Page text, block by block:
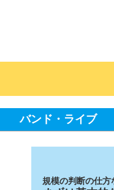
バンド・ライブ
規模の判断の仕方